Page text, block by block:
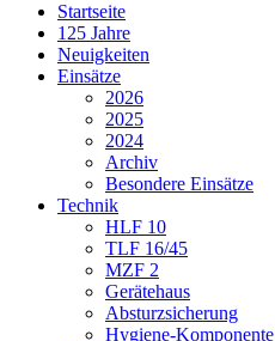
Startseite
125 Jahre
Neuigkeiten
Einsätze
2026
2025
2024
Archiv
Besondere Einsätze
Technik
HLF 10
TLF 16/45
MZF 2
Gerätehaus
Absturzsicherung
Hygiene-Komponente